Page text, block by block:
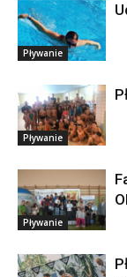
Pływanie
Pływanie
Pływanie